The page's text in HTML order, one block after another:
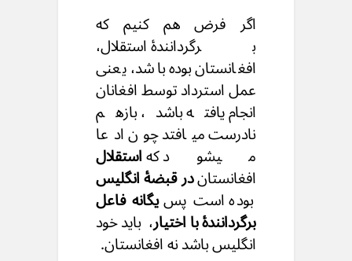
اگر فرض هم کنیم که
برگردانندۀ استقلال،
افغانستان بوده باشد، یعنی
عمل استرداد توسط افغانان
انجام یافته باشد، بازهم
نادرست میافتد چون ادعا
میشود کهاستقلال
افغانستاندر قبضۀ انگلیس
بوده است پسیگانه فاعل
برگردانندۀ با اختیار، باید خود
انگلیس باشد نه افغانستان.